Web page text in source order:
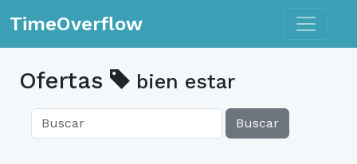
TimeOverflow Toggle
Ofertas bien estar
Buscar